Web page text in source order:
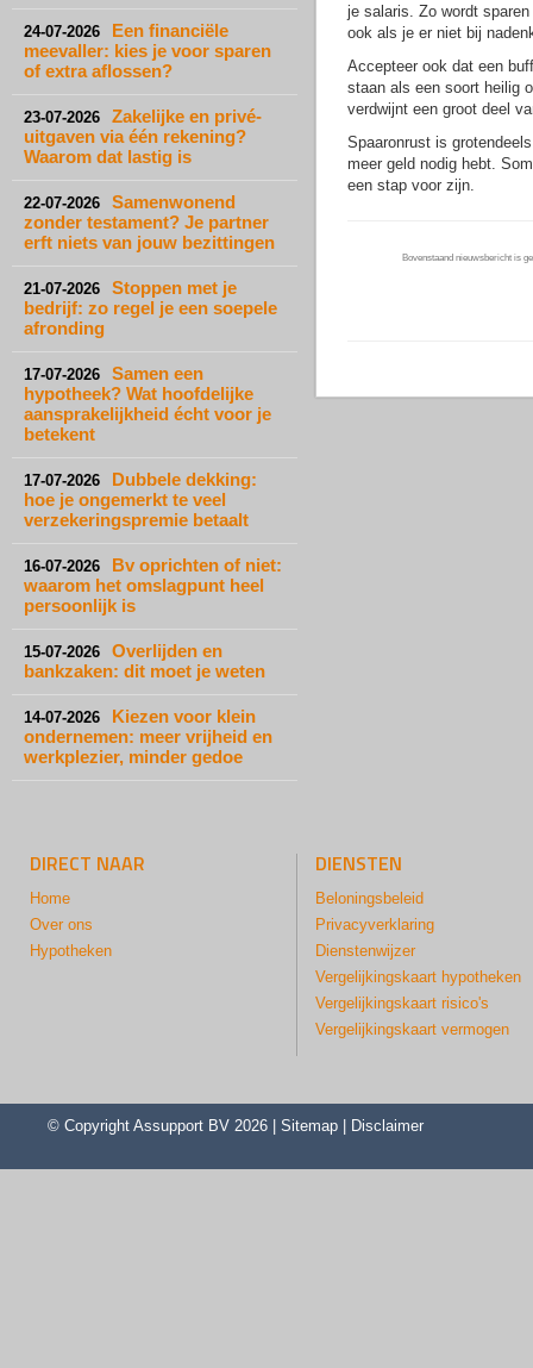
24-07-2026
Een financiële
meevaller: kies je voor sparen
of extra aflossen?
23-07-2026
Zakelijke en privé-
uitgaven via één rekening?
Waarom dat lastig is
22-07-2026
Samenwonend
zonder testament? Je partner
erft niets van jouw bezittingen
21-07-2026
Stoppen met je
bedrijf: zo regel je een soepele
afronding
17-07-2026
Samen een
hypotheek? Wat hoofdelijke
aansprakelijkheid écht voor je
betekent
17-07-2026
Dubbele dekking:
hoe je ongemerkt te veel
verzekeringspremie betaalt
16-07-2026
Bv oprichten of niet:
waarom het omslagpunt heel
persoonlijk is
15-07-2026
Overlijden en
bankzaken: dit moet je weten
14-07-2026
Kiezen voor klein
ondernemen: meer vrijheid en
werkplezier, minder gedoe
je salaris. Zo wordt
ook als je er niet bij
Accepteer ook dat een
staan als een soort heilig
verdwijnt een groot deel
Spaaronrust is
meer geld nodig hebt.
een stap voor zijn.
Bovenstaand nieuwsbericht is
DIRECT NAAR
Home
Over ons
Hypotheken
DIENSTEN
Beloningsbeleid
Privacyverklaring
Dienstenwijzer
Vergelijkingskaart hypotheken
Vergelijkingskaart risico's
Vergelijkingskaart vermogen
© Copyright Assupport BV 2026 | Sitemap Disclaimer